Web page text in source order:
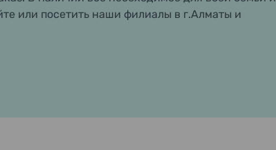
или посетить наши филиалы в г.Алматы и